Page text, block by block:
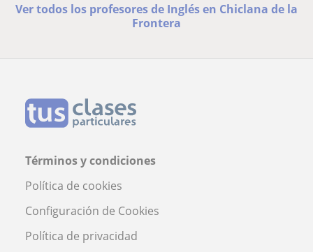
Ver todos los profesores de Inglés en Chiclana de la
Frontera
Términos y condiciones
Política de cookies
Configuración de Cookies
Política de privacidad